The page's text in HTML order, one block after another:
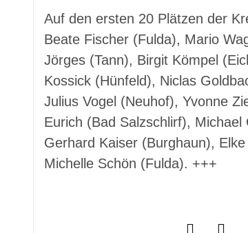
Auf den ersten 20 Plätzen der
Beate Fischer (Fulda), Mario
Jörges (Tann), Birgit Kömpel
Kossick (Hünfeld), Niclas
Julius Vogel (Neuhof), Yvonne
Eurich (Bad Salzschlirf),
Gerhard Kaiser (Burghaun),
Michelle Schön (Fulda). +++